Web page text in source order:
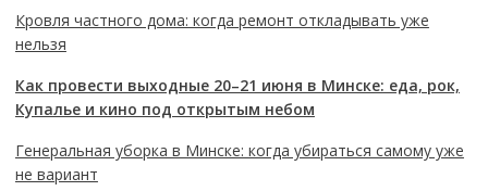
Кровля частного дома: когда ремонт откладывать уже
нельзя
Как провести выходные 20–21 июня в Минске: еда, рок,
Купалье и кино под открытым небом
Генеральная уборка в Минске: когда убираться самому уже
не вариант